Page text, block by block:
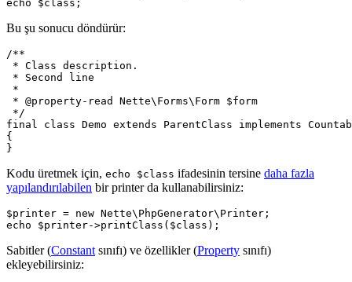
Bu şu sonucu döndürür:
/**
* Class description.
* Second line
*
* @property-read Nette\Forms\Form $form
*/
final class Demo extends ParentClass implements
{
Kodu üretmek için, echo $class ifadesinin tersine daha fazla
yapılandırılabilen bir printer da kullanabilirsiniz:
$printer = new Nette\PhpGenerator\Printer;
Sabitler (Constantsınıfı) ve özellikler (Property sınıfı)
ekleyebilirsiniz: